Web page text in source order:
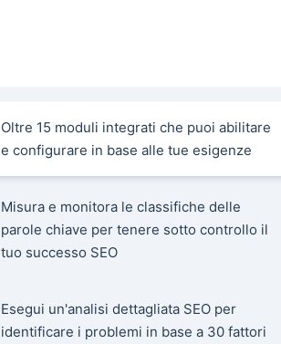
Oltre 15 moduli integrati che puoi abilitare
e configurare in base alle tue esigenze
Misura e monitora le classifiche delle
parole chiave per tenere sotto controllo il
tuo successo SEO
Esegui un'analisi dettagliata SEO per
identificare i problemi in base a 30 fattori